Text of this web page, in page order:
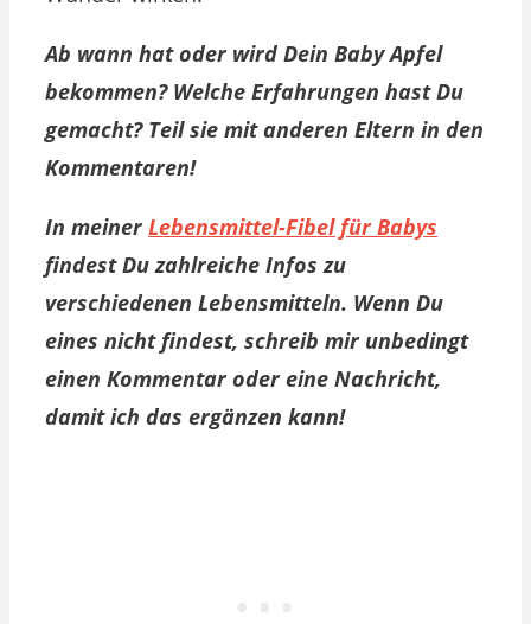
Ab wann hat oder wird Dein Baby Apfel
bekommen? Welche Erfahrungen hast Du
gemacht? Teil sie mit anderen Eltern in den
Kommentaren!
In meinerLebensmittel-Fibel für Babys
findest Du zahlreiche Infos zu
verschiedenen Lebensmitteln. Wenn Du
eines nicht findest, schreib mir unbedingt
einen Kommentar oder eine Nachricht,
damit ich das ergänzen kann!